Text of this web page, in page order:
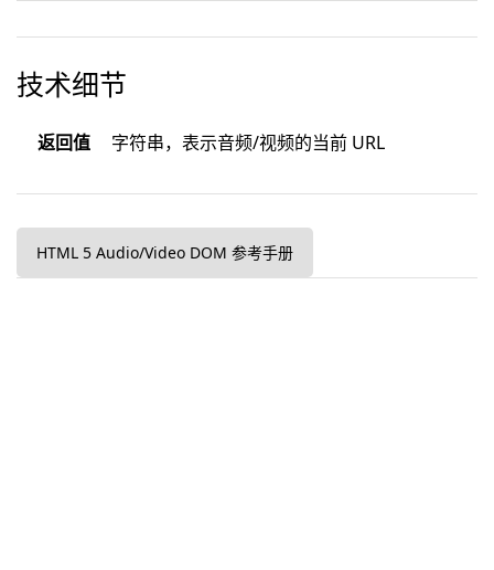
技术细节
返回值 字符串，表示音频/视频的当前 URL
HTML 5 Audio/Video DOM 参考手册